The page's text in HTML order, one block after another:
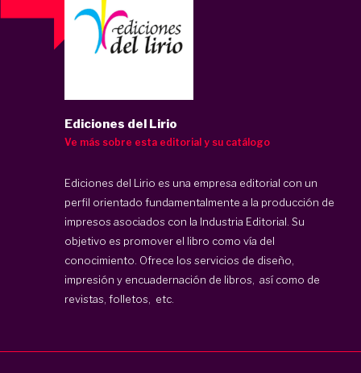
Ediciones del Lirio
Ve más sobre esta editorial y su catálogo
Ediciones del Lirio es una empresa editorial con un
perfil orientado fundamentalmente a la producción de
impresos asociados con la Industria Editorial. Su
objetivo es promover el libro como vía del
conocimiento. Ofrece los servicios de diseño,
impresión y encuadernación de libros, así como de
revistas, folletos, etc.